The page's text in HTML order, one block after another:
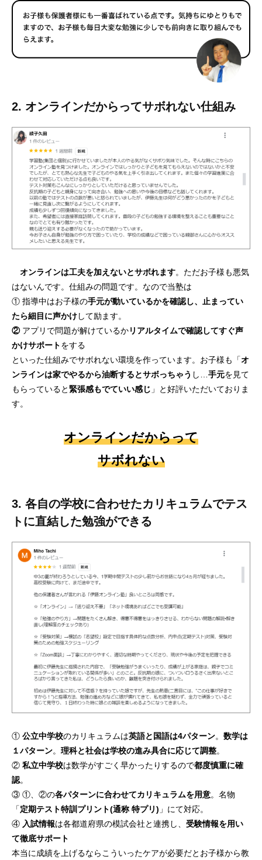
2. オンラインだからってサボれない仕組み
オンラインは工夫を加えないとサボれます。ただお子様も悪気
はないんです。仕組みの問題です。なので当塾は
① 指導中はお子様の手元が動いているかを確認し、止まってい
たら細目に声かけして励ます。
② アプリで問題が解けているかリアルタイムで確認してすぐ声
かけサポートをする
といった仕組みでサボれない環境を作っています。お子様も「オ
ンラインは家でやるから油断するとサボっちゃう し… 手元を見て
もらっていると緊張感もでていい感じ 」と好評いただいておりま
す。
オンラインだからって
サボれない
3. 各自の学校に合わせたカリキュラムでテス
トに直結した勉強ができる
① 公立中学校のカリキュラムは英語と国語は4パターン。 数学は
１パターン。 理科と社会は学校の進み具合に応じて調整。
② 私立中学校は数学がすごく早かったりするので都度慎重に確
認。
③ ①、②の各パターンに合わせてカリキュラムを用意。名物
「定期テスト特訓プリント(通称 特プリ) 」にて対応。
④ 入試情報は各都道府県の模試会社と連携し、 受験情報を用い
て徹底サポート
本当に成績を上げるならこういったケアが必要だとお子様から教